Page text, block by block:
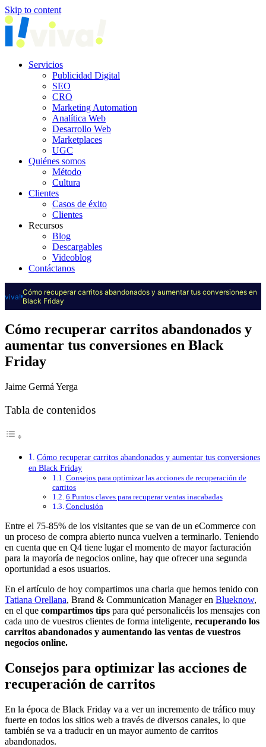
Skip to content
Servicios
Publicidad Digital
SEO
CRO
Marketing Automation
Analítica Web
Desarrollo Web
Marketplaces
UGC
Quiénes somos
Método
Cultura
Clientes
Casos de éxito
Clientes
Recursos
Blog
Descargables
Videoblog
Contáctanos
viva! Cómo recuperar carritos abandonados y aumentar tus conversiones en
Black Friday
Cómo recuperar carritos abandonados y
aumentar tus conversiones en Black
Friday
Jaime Germá Yerga
Tabla de contenidos
Cómo recuperar carritos abandonados y aumentar tus conversiones
en Black Friday
Consejos para optimizar las acciones de recuperación de
carritos
6 Puntos claves para recuperar ventas inacabadas
Conclusión
Entre el 75-85% de los visitantes que se van de un eCommerce con
un proceso de compra abierto nunca vuelven a terminarlo. Teniendo
en cuenta que en Q4 tiene lugar el momento de mayor facturación
para la mayoría de negocios online, hay que ofrecer una segunda
oportunidad a esos usuarios.
En el artículo de hoy compartimos una charla que hemos tenido con
Tatiana Orellana, Brand & Communication Manager en Blueknow,
en el que compartimos tips para qué personalicéis los mensajes con
cada uno de vuestros clientes de forma inteligente, recuperando los
carritos abandonados y aumentando las ventas de vuestros
negocios online.
Consejos para optimizar las acciones de
recuperación de carritos
En la época de Black Friday va a ver un incremento de tráfico muy
fuerte en todos los sitios web a través de diversos canales, lo que
también se va a traducir en un mayor aumento de carritos
abandonados.